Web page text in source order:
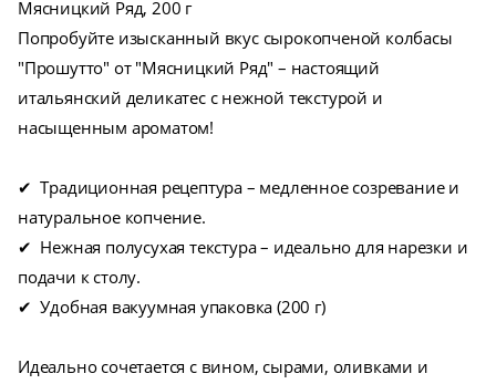
Мясницкий Ряд, 200 г
Попробуйте изысканный вкус сырокопченой колбасы
"Прошутто" от "Мясницкий Ряд" – настоящий
итальянский деликатес с нежной текстурой и
насыщенным ароматом!
✔ Традиционная рецептура – медленное созревание и
натуральное копчение.
✔ Нежная полусухая текстура – идеально для нарезки и
подачи к столу.
✔ Удобная вакуумная упаковка (200 г)
Идеально сочетается с вином, сырами, оливками и